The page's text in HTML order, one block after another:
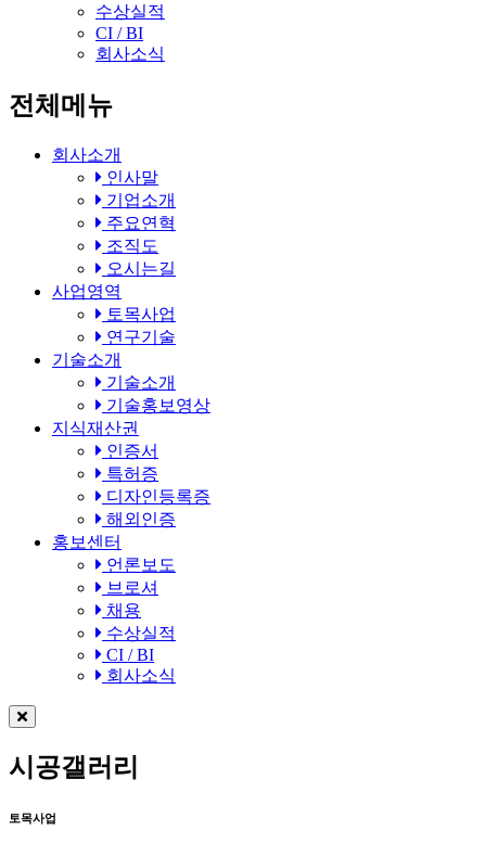
수상실적
CI / BI
회사소식
전체메뉴
회사소개
인사말
기업소개
주요연혁
조직도
오시는길
사업영역
토목사업
연구기술
기술소개
기술소개
기술홍보영상
지식재산권
인증서
특허증
디자인등록증
해외인증
홍보센터
언론보도
브로셔
채용
수상실적
CI / BI
회사소식
시공갤러리
토목사업